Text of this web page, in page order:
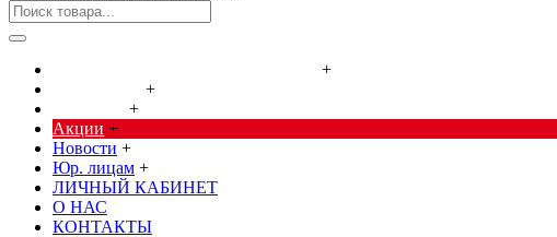
+
+
+
Акции +
Новости +
Юр. лицам +
ЛИЧНЫЙ КАБИНЕТ
О НАС
КОНТАКТЫ